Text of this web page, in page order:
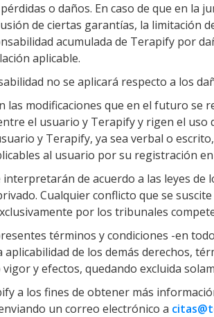
o daños. En caso de que en la
de ciertas garantías, la limitación
acumulada de Terapify por
aplicable.
no se aplicará respecto a los
modificaciones que en el futuro se
el usuario y Terapify y rigen el uso
y Terapify, ya sea verbal o
al usuario por su registración
de acuerdo a las leyes de
Cualquier conflicto que se
por los tribunales
términos y condiciones -en
de los demás derechos,
y efectos, quedando excluida
a los fines de obtener más
un correo electrónico a